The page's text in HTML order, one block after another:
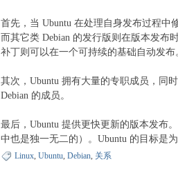
首先，当 Ubuntu 在处理自身发布过程中
而其它类 Debian 的发行版则在版本发布
补丁则可以在一个可持续的基础自动发布
其次，Ubuntu 拥有大量的专职成员，同
Debian 的成员。
最后，Ubuntu 提供更快更新的版本发布
中也是独一无二的）。Ubuntu 的目标是
Linux, Ubuntu, Debian, 关系